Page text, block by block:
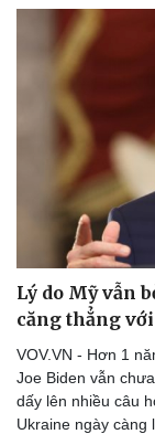
Lý do Mỹ vẫn
căng thẳng
VOV.VN - Hơn 1
Joe Biden vẫn
dấy lên nhiều câu
Ukraine ngày càng